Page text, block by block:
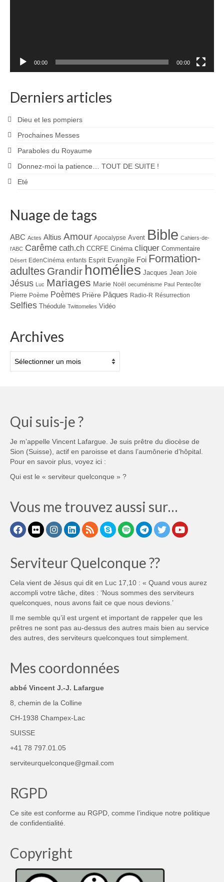
00:00 00:00
Derniers articles
Dieu et les pompiers
Prochaines Messes
Paraboles du Royaume
Donnez-moi la patience… TOUT DE SUITE !
Eté
Nuage de tags
ABC Actes Altius Amour Apocalypse Avent Bible Cahiers-de-
l'ABC Carême cath.ch CCRFE Cinéma cliquer Commentaire
Désert EdenCinéma enfants Esprit Evangile Foi Formation-
adultes Grandir homélies Jacques Jean Joie
Jésus Luc Mariages Marie Noël oecuménisme Paul Pentecôte
Pierre Poème Poèmes Prière Pâques Radio-R Résurrection
Selfies Théodule Twittomelies Vidéo
Archives
Qui suis-je ?
Je m’appelle Vincent Lafargue. Je suis prêtre du diocèse de
Sion (Suisse), actif en paroisse et dans l’aumônerie d’hôpital.
Pour en savoir plus, voyez ici :
Qui est le « serviteur quelconque » ?
Vous me trouvez aussi sur…
Serviteur Quelconque ??
Cela vient de Jésus qui dit en Luc 17,10 : « Quand vous aurez
accompli votre tâche, dites : ‘Nous sommes des serviteurs
quelconques, nous avons fait ce que nous devions.’
Il me semble qu’il est urgent et important de rappeler que les
prêtres ne sont pas au-dessus des autres mais bien au service
des autres, des serviteurs quelconques tout simplement.
Mes coordonnées
abbé Vincent J.-J. Lafargue
8, chemin de la Colline
CH-1938 Champex-Lac
SUISSE
+41 78 797.01.05
serviteurquelconque@gmail.com
RGPD
Ce site est conforme au RGPD, comme l’indique notre politique
de confidentialité
Copyright